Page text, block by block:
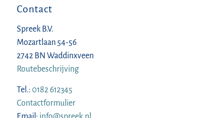
Contact
Spreek B.V.
Mozartlaan 54-56
2742 BN Waddinxveen
Routebeschrijving
Tel.: 0182 612345
Contactformulier